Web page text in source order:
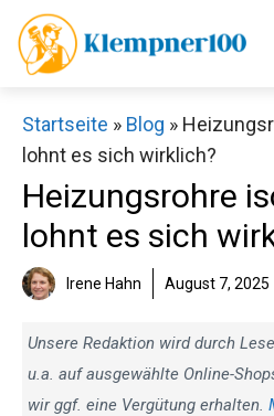
Zum
Inhalt
springen
Startseite » Blog »
lohnt es sich wirklich?
Heizungsrohre
lohnt es sich
Irene Hahn August 7, 2025
Unsere Redaktion wird durch
u.a. auf ausgewählte Online-
wir ggf. eine Vergütung erhalten.